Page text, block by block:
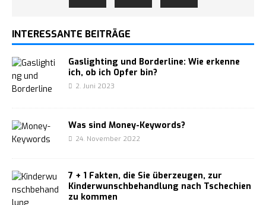
INTERESSANTE BEITRÄGE
Gaslighting und Borderline: Wie erkenne
ich, ob ich Opfer bin?
2. Juni 2023
Was sind Money-Keywords?
24. November 2022
7 + 1 Fakten, die Sie überzeugen, zur
Kinderwunschbehandlung nach Tschechien
zu kommen